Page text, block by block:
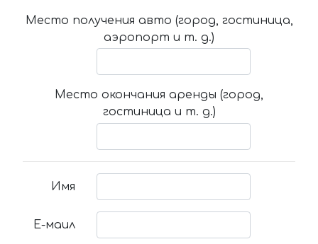
Место получения авто (город, гостиница,
аэропорт и т. д.)
Место окончания аренды (город,
гостиница и т. д.)
Имя
Е-маил